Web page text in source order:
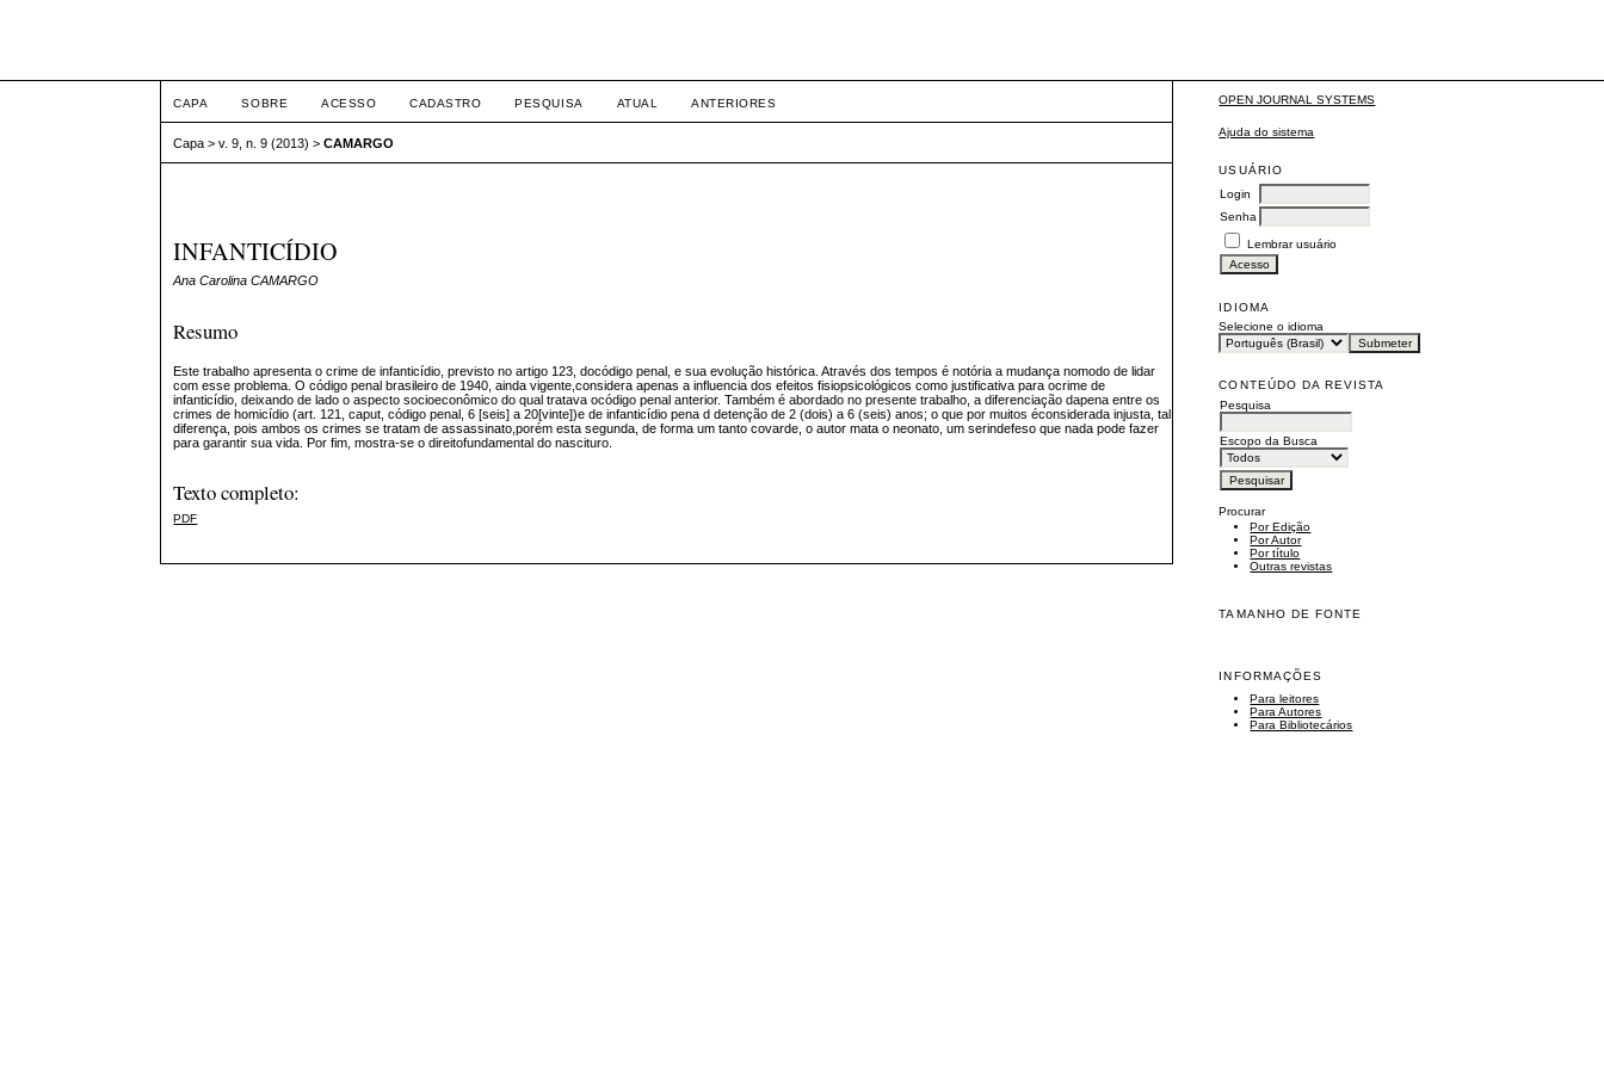
OPEN JOURNAL SYSTEMS
Ajuda do sistema
USUÁRIO
Login
Senha
Lembrar usuário
IDIOMA
Selecione o idioma
CONTEÚDO DA REVISTA
Pesquisa
Escopo da Busca
Procurar
Por Edição
Por Autor
Por título
Outras revistas
TAMANHO DE FONTE
INFORMAÇÕES
Para leitores
Para Autores
Para Bibliotecários
CAPA SOBRE ACESSO CADASTRO PESQUISA ATUAL ANTERIORES
Capa >v. 9, n. 9 (2013) >CAMARGO
INFANTICÍDIO
Ana Carolina CAMARGO
Resumo
Este trabalho apresenta o crime de infanticídio, previsto no artigo 123, docódigo penal, e sua evolução histórica. Através dos tempos é notória a mudança nomodo de lidar
com esse problema. O código penal brasileiro de 1940, ainda vigente,considera apenas a influencia dos efeitos fisiopsicológicos como justificativa para ocrime de
infanticídio, deixando de lado o aspecto socioeconômico do qual tratava ocódigo penal anterior. Também é abordado no presente trabalho, a diferenciação dapena entre os
crimes de homicídio (art. 121, caput, código penal, 6 [seis] a 20[vinte])e de infanticídio pena d detenção de 2 (dois) a 6 (seis) anos; o que por muitos éconsiderada injusta, tal
diferença, pois ambos os crimes se tratam de assassinato,porém esta segunda, de forma um tanto covarde, o autor mata o neonato, um serindefeso que nada pode fazer
para garantir sua vida. Por fim, mostra-se o direitofundamental do nascituro.
Texto completo:
PDF